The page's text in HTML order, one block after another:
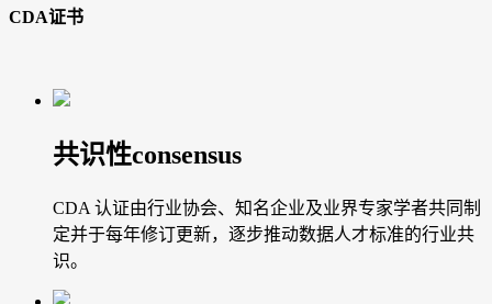
CDA证书
共识性consensus
CDA 认证由行业协会、知名企业及业界专家学者共同制
定并于每年修订更新，逐步推动数据人才标准的行业共
识。